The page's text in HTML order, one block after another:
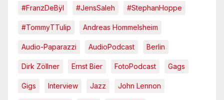
#FranzDeBÿl #JensSaleh #StephanHoppe
#TommyTTulip Andreas Hommelsheim
Audio-Paparazzi AudioPodcast Berlin
Dirk Zöllner Ernst Bier FotoPodcast Gags
Gigs Interview Jazz John Lennon